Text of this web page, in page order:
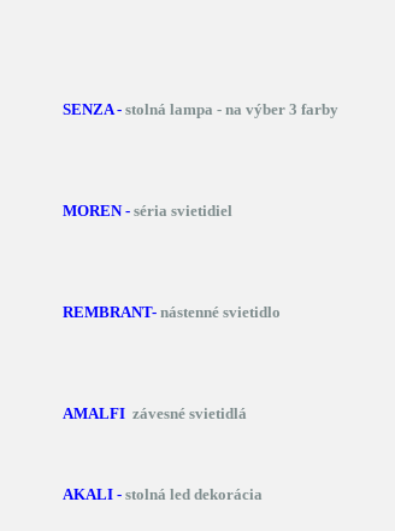
SENZA - stolná lampa - na výber 3 farby
MOREN - séria svietidiel
REMBRANT- nástenné svietidlo
AMALFI závesné svietidlá
AKALI - stolná led dekorácia